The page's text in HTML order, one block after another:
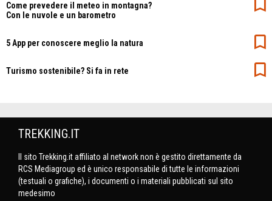
Come prevedere il meteo in montagna?
Con le nuvole e un barometro
5 App per conoscere meglio la natura
Turismo sostenibile? Si fa in rete
TREKKING.IT
Il sito Trekking.it affiliato al network non è gestito direttamente da
RCS Mediagroup ed è unico responsabile di tutte le informazioni
(testuali o grafiche), i documenti o i materiali pubblicati sul sito
medesimo